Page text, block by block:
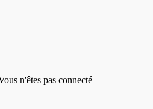
n'êtes pas connecté